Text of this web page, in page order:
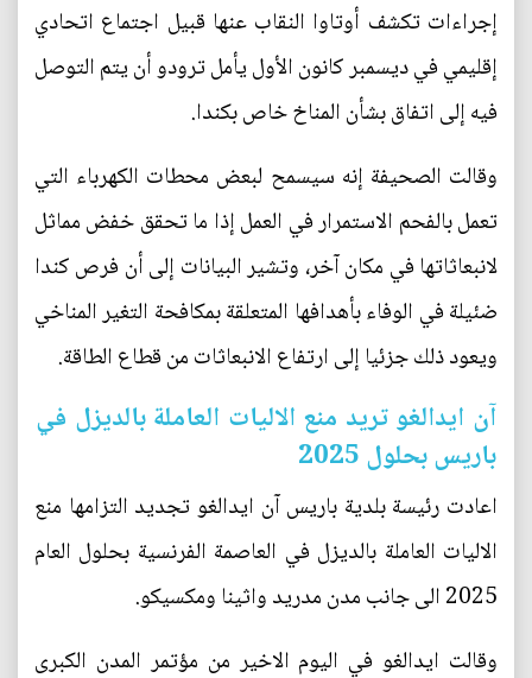
إجراءات تكشف أوتاوا النقاب عنها قبيل اجتماع اتحادي
إقليمي في ديسمبر كانون الأول يأمل ترودو أن يتم التوصل
فيه إلى اتفاق بشأن المناخ خاص بكندا.
وقالت الصحيفة إنه سيسمح لبعض محطات الكهرباء التي
تعمل بالفحم الاستمرار في العمل إذا ما تحقق خفض مماثل
لانبعاثاتها في مكان آخر، وتشير البيانات إلى أن فرص كندا
ضئيلة في الوفاء بأهدافها المتعلقة بمكافحة التغير المناخي
ويعود ذلك جزئيا إلى ارتفاع الانبعاثات من قطاع الطاقة.
آن ايدالغو تريد منع الاليات العاملة بالديزل في
باريس بحلول 2025
اعادت رئيسة بلدية باريس آن ايدالغو تجديد التزامها منع
الاليات العاملة بالديزل في العاصمة الفرنسية بحلول العام
2025 الى جانب مدن مدريد واثينا ومكسيكو.
وقالت ايدالغو في اليوم الاخير من مؤتمر المدن الكبرى